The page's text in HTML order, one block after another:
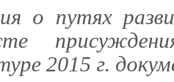
о путях
2015 г.